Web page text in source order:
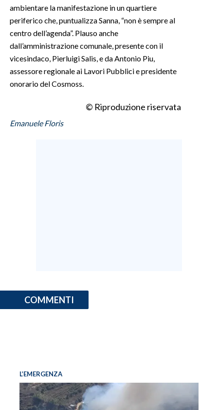
ambientare la manifestazione in un quartiere
periferico che, puntualizza Sanna, “non è sempre al
centro dell’agenda”. Plauso anche
dall’amministrazione comunale, presente con il
vicesindaco, Pierluigi Salis, e da Antonio Piu,
assessore regionale ai Lavori Pubblici e presidente
onorario del Cosmoss.
© Riproduzione riservata
Emanuele Floris
COMMENTI
L’EMERGENZA